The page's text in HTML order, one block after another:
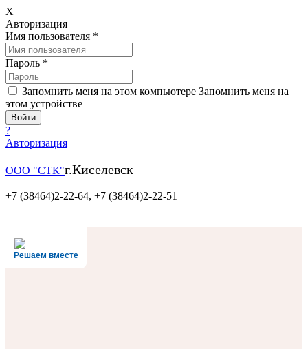
X
Авторизация
Имя пользователя *
Пароль *
Запомнить меня на этом компьютере Запомнить меня на
этом устройстве
?
Авторизация
ООО "СТК"г.Киселевск
+7 (38464)2-22-64, +7 (38464)2-22-51
Решаем вместе